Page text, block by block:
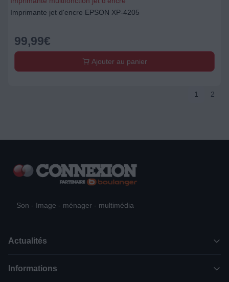
Imprimante jet d'encre EPSON XP-4205
99,99€
Ajouter au panier
1 2
Son - Image - ménager - multimédia
Actualités
Informations